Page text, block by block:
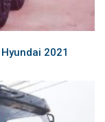
2021